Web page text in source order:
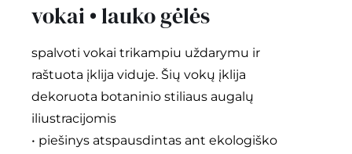
vokai • lauko gėlės
spalvoti vokai trikampiu uždarymu ir
raštuota įklija viduje. Šių vokų įklija
dekoruota botaninio stiliaus augalų
iliustracijomis
• piešinys atspausdintas ant ekologiško